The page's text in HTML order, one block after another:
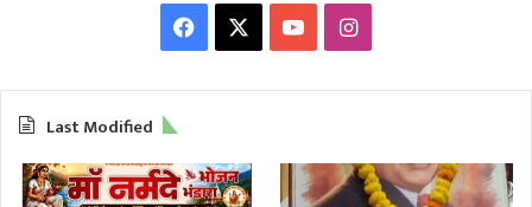
Facebook YouTubeInstagram
Last Modified